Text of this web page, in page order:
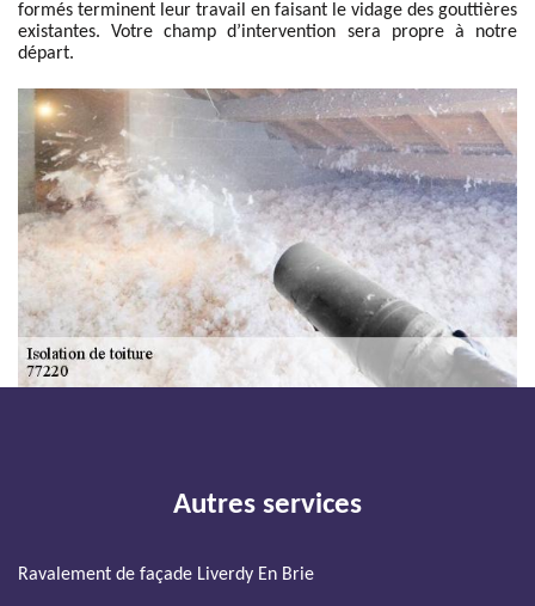
formés terminent leur travail en faisant le vidage des gouttières
existantes. Votre champ d’intervention sera propre à notre
départ.
Autres services
Ravalement de façade Liverdy En Brie